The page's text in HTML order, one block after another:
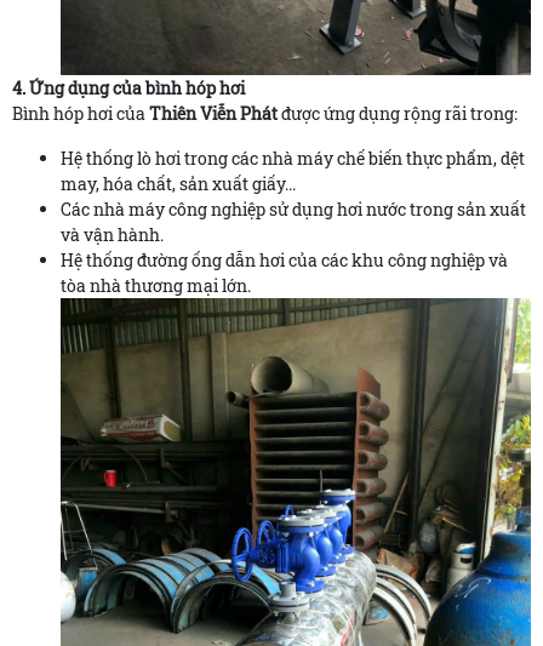
4. Ứng dụng của bình hóp hơi
Bình hóp hơi củaThiên Viễn Phátđược ứng dụng rộng rãi trong:
Hệ thống lò hơi trong các nhà máy chế biến thực phẩm, dệt
may, hóa chất, sản xuất giấy...
Các nhà máy công nghiệp sử dụng hơi nước trong sản xuất
và vận hành.
Hệ thống đường ống dẫn hơi của các khu công nghiệp và
tòa nhà thương mại lớn.